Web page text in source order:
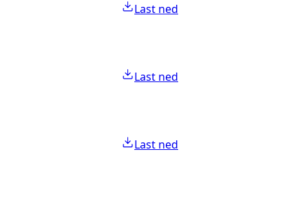
Last ned
Last ned
Last ned